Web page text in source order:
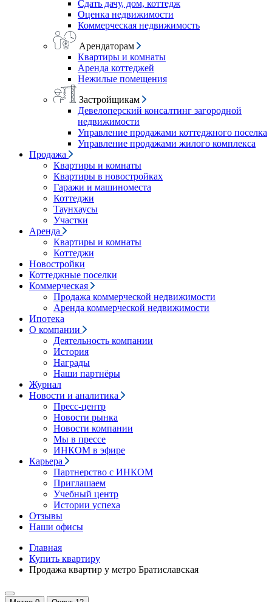
Сдать дачу, дом, коттедж
Оценка недвижимости
Коммерческая недвижимость
Арендаторам
Квартиры и комнаты
Аренда коттеджей
Нежилые помещения
Застройщикам
Девелоперский консалтинг загородной
недвижимости
Управление продажами коттеджного поселка
Управление продажами жилого комплекса
Продажа
Квартиры и комнаты
Квартиры в новостройках
Гаражи и машиноместа
Коттеджи
Таунхаусы
Участки
Аренда
Квартиры и комнаты
Коттеджи
Новостройки
Коттеджные поселки
Коммерческая
Продажа коммерческой недвижимости
Аренда коммерческой недвижимости
Ипотека
О компании
Деятельность компании
История
Награды
Наши партнёры
Журнал
Новости и аналитика
Пресс-центр
Новости рынка
Новости компании
Мы в прессе
ИНКОМ в эфире
Карьера
Партнерство с ИНКОМ
Приглашаем
Учебный центр
Истории успеха
Отзывы
Наши офисы
Главная
Купить квартиру
Продажа квартир у метро Братиславская